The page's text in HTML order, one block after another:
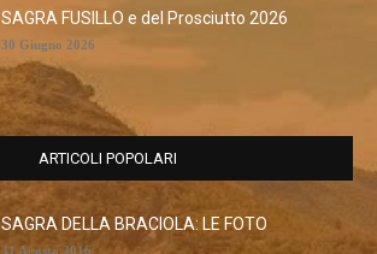
SAGRA FUSILLO e del Prosciutto 2026
30 Giugno 2026
ARTICOLI POPOLARI
SAGRA DELLA BRACIOLA: LE FOTO
31 Agosto 2016